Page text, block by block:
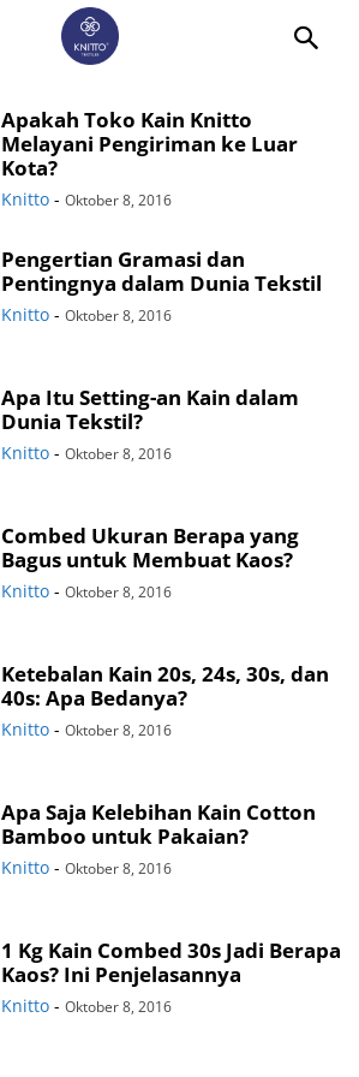
Apakah Toko Kain Knitto
Melayani Pengiriman ke Luar
Kota?
Knitto - Oktober 8, 2016
Pengertian Gramasi dan
Pentingnya dalam Dunia Tekstil
Knitto - Oktober 8, 2016
Apa Itu Setting-an Kain dalam
Dunia Tekstil?
Knitto - Oktober 8, 2016
Combed Ukuran Berapa yang
Bagus untuk Membuat Kaos?
Knitto - Oktober 8, 2016
Ketebalan Kain 20s, 24s, 30s, dan
40s: Apa Bedanya?
Knitto - Oktober 8, 2016
Apa Saja Kelebihan Kain Cotton
Bamboo untuk Pakaian?
Knitto - Oktober 8, 2016
1 Kg Kain Combed 30s Jadi Berapa
Kaos? Ini Penjelasannya
Knitto - Oktober 8, 2016